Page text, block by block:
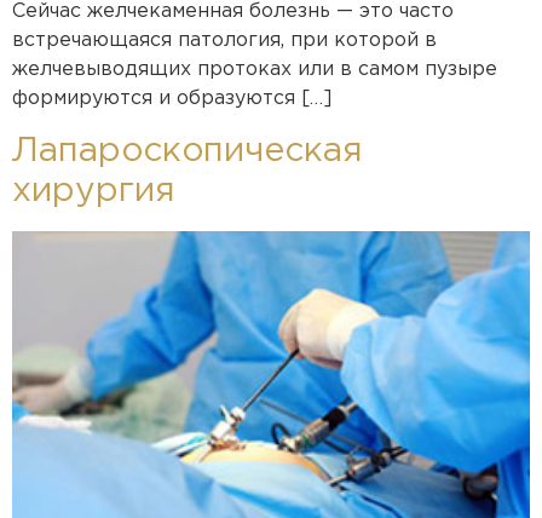
Сейчас желчекаменная болезнь — это часто
встречающаяся патология, при которой в
желчевыводящих протоках или в самом пузыре
формируются и образуются […]
Лапароскопическая
хирургия